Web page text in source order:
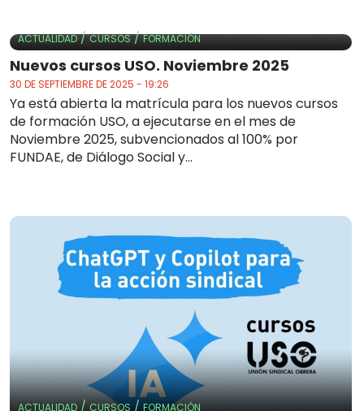
ACTUALIDAD/CURSOS/FORMACIÓN
Nuevos cursos USO. Noviembre 2025
30 DE SEPTIEMBRE DE 2025 - 19:26
Ya está abierta la matrícula para los nuevos cursos
de formación USO, a ejecutarse en el mes de
Noviembre 2025, subvencionados al 100% por
FUNDAE, de Diálogo Social y...
ACTUALIDAD/CURSOS/FORMACIÓN